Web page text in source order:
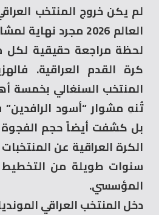
لم يكن خروج المنتخب
العالم 2026 مجرد
لحظة مراجعة حقيقية لكل
كرة القدم العراقية.
المنتخب السنغالي بخمسة
تُنهِ مشوار “أسود
بل كشفت أيضاً حجم الفجوة
الكرة العراقية عن المنتخبات
سنوات طويلة من التخطيط
المؤسسي.
دخل المنتخب العراقي